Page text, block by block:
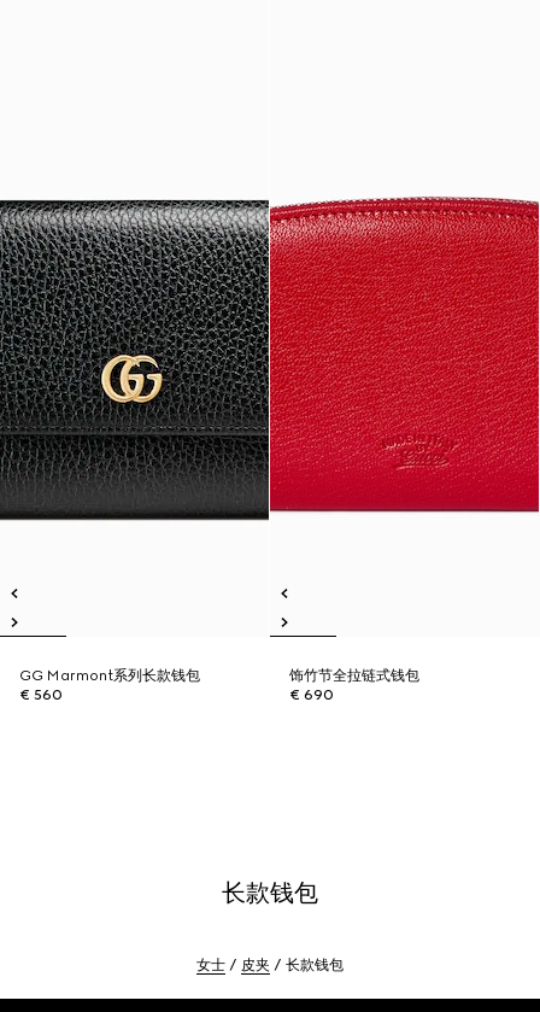
GG Marmont系列长款钱包
€ 560
饰竹节全拉链式钱包
€ 690
长款钱包
女士 皮夹 长款钱包